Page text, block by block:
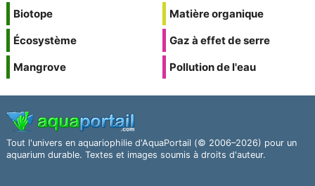
Biotope
Écosystème
Mangrove
Matière organique
Gaz à effet de serre
Pollution de l'eau
Tout l'univers en aquariophilie d'AquaPortail (© 2006–2026) pour un
aquarium durable. Textes et images soumis à droits d'auteur.